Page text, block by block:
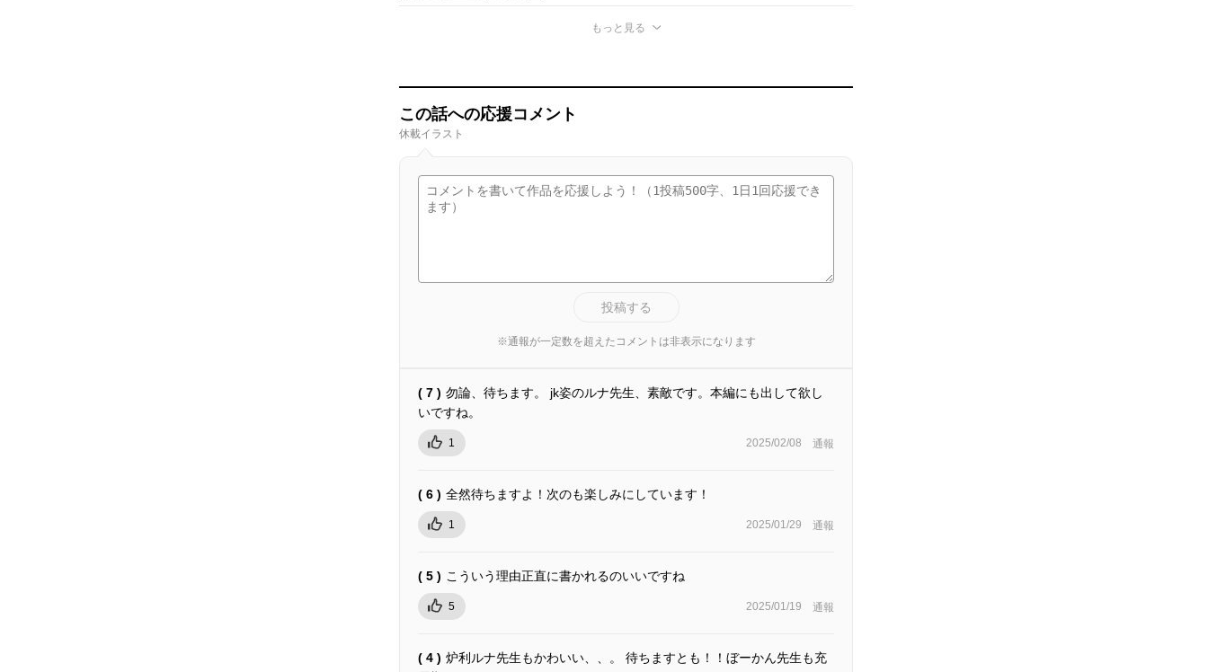
もっと見る
この話への応援コメント
休載イラスト
投稿する
※通報が一定数を超えたコメントは非表示になります
( 7 ) 勿論、待ちます。 jk姿のルナ先生、素敵です。本編にも出して欲し
いですね。
1 2025/02/08 通報
( 6 ) 全然待ちますよ！次のも楽しみにしています！
1 2025/01/29 通報
( 5 ) こういう理由正直に書かれるのいいですね
5 2025/01/19 通報
( 4 ) 炉利ルナ先生もかわいい、、。 待ちますとも！！ぼーかん先生も充